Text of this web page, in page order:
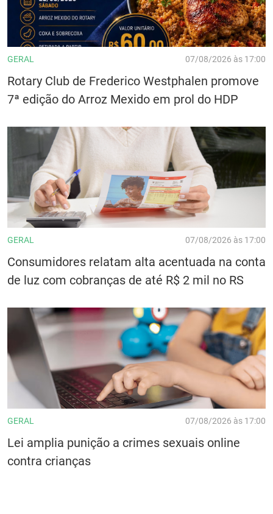
GERAL 07/08/2026 às 17:00
Rotary Club de Frederico Westphalen promove
7ª edição do Arroz Mexido em prol do HDP
GERAL 07/08/2026 às 17:00
Consumidores relatam alta acentuada na conta
de luz com cobranças de até R$ 2 mil no RS
GERAL 07/08/2026 às 17:00
Lei amplia punição a crimes sexuais online
contra crianças